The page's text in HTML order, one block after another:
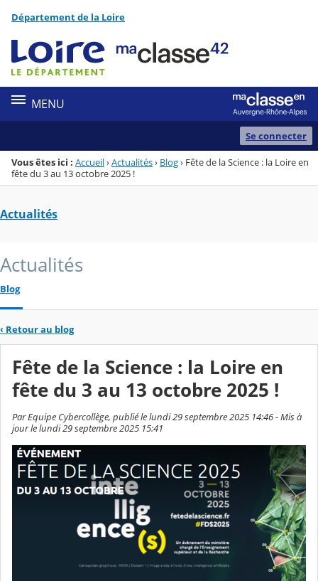
Menu de la rubrique
Contenu
Département de la Loire
MENU
Se connecter
Vous êtes ici : Accueil›Actualités› Blog› Fête de la Science : la Loire en
fête du 3 au 13 octobre 2025 !
Actualités
Actualités
Blog
‹ Retour au blog
Fête de la Science : la Loire en
fête du 3 au 13 octobre 2025 !
Par Equipe Cybercollège, publié le lundi 29 septembre 2025 14:46 - Mis à
jour le lundi 29 septembre 2025 15:41